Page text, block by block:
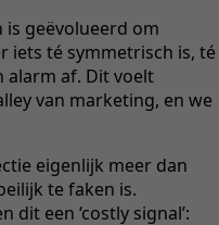
geëvolueerd om
iets té symmetrisch is, té
alarm af. Dit voelt
van marketing, en we
eigenlijk meer dan
te faken is.
een ‘costly signal’: